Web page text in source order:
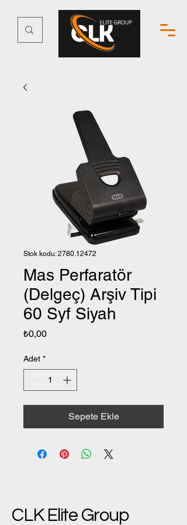
Stok kodu: 2780.12472
Mas Perfaratör
(Delgeç) Arşiv Tipi
60 Syf Siyah
₺0,00Fiyat
Adet *
Sepete Ekle
CLK Elite Group